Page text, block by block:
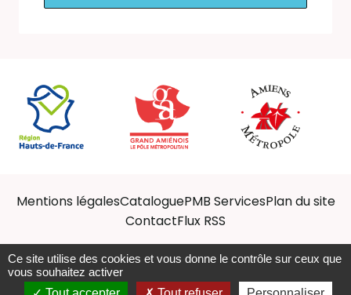
Afficher les ressources
Mentions légalesCataloguePMB ServicesPlan du site
ContactFlux RSS
Ce site utilise des cookies et vous donne le contrôle sur ceux que
vous souhaitez activer